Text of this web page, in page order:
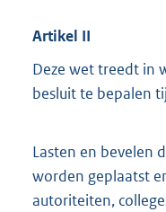
Artikel II
Deze wet treedt in
besluit te bepalen
Lasten en bevelen
worden geplaatst
autoriteiten,